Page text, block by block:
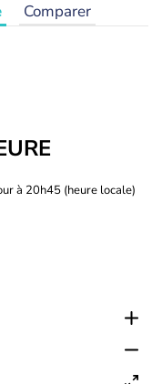
Comparer
à 20h45 (heure locale)